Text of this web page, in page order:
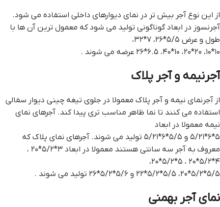
از این نوع آجر بیش تر در نمای دیوارهای داخلی استفاده می شود.
آجرنسوز در ابعاد گوناگونی تولید می‌ شود که معمول‌ ترین آن ها با
طول و عرض ۵/۵*۲۶، ۷*۳۲،
۱۰*۱۰، ۲۰*۲۰، ۱۰*۴۰، ۶.۵*۲۶ عرضه می‌ شوند .
آجرنیمه و آجر پلاک
از آجرنمای نیمه و آجر پلاک معمولا در جلوی تیغه چینی دیوار سفالی
استفاده می‌ کنند تا نما ظاهر مناسب‌ تری پیدا کند. آجرهای نمای
نیمه معمولا در ابعاد
۵*۶*۵/۲۱ و ۵/۵*۶*۵/۲۱ تولید می‌ شوند. آجرهای نمای پلاک که
معروف به آجر سه سانتی هستند معمولا در ابعاد ۳*۵/۲*۲۰ ،
۴*۵/۲*۲۰ ، ۵*۵/۲*۲۰،
۵/۵*۵/۲*۲۰، ۵/۵*۵/۲*۲۲ و ۵/۶*۵/۲*۲۶ تولید می‌ شوند .
نمای آجر بهمنی